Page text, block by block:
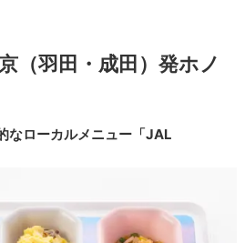
（羽田・成田）発ホノ
なローカルメニュー「JAL